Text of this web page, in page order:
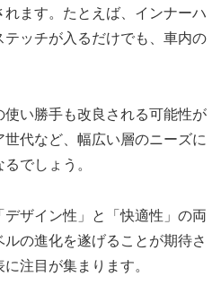
ます。たとえば、インナーハ
ッチが入るだけでも、車内の
い勝手も改良される可能性が
代など、幅広い層のニーズに
でしょう。
ザイン性」と「快適性」の両
の進化を遂げることが期待さ
注目が集まります。